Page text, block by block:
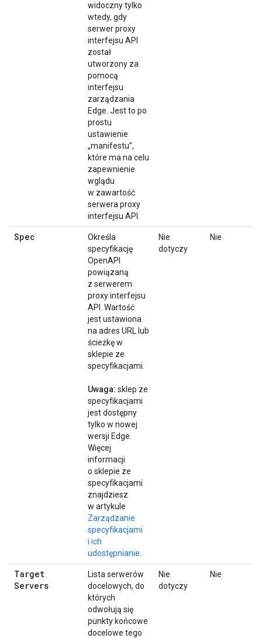
widoczny tylko
wtedy, gdy
serwer proxy
interfejsu API
został
utworzony za
pomocą
interfejsu
zarządzania
Edge. Jest to po
prostu
ustawienie
„manifestu”,
które ma na celu
zapewnienie
wglądu
w zawartość
serwera proxy
interfejsu API.
Spec
Określa
specyfikację
OpenAPI
powiązaną
z serwerem
proxy interfejsu
API. Wartość
jest ustawiona
na adres URL lub
ścieżkę w
sklepie ze
specyfikacjami.
Uwaga: sklep ze
specyfikacjami
jest dostępny
tylko w nowej
wersji Edge.
Więcej
informacji
o sklepie ze
specyfikacjami
znajdziesz
w artykule
Zarządzanie
specyfikacjami
i ich
udostępnianie
Nie
dotyczy
Nie
Target
Servers
Lista serwerów
docelowych, do
których
odwołują się
punkty końcowe
docelowe tego
Nie
dotyczy
Nie